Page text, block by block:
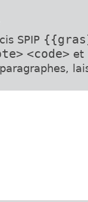
SPIP
<code>et